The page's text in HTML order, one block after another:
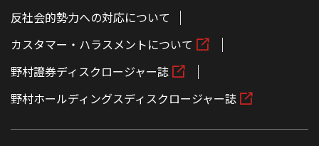
反社会的勢力への対応について
カスタマー・ハラスメントについて
野村證券ディスクロージャー誌
野村ホールディングスディスクロージャー誌